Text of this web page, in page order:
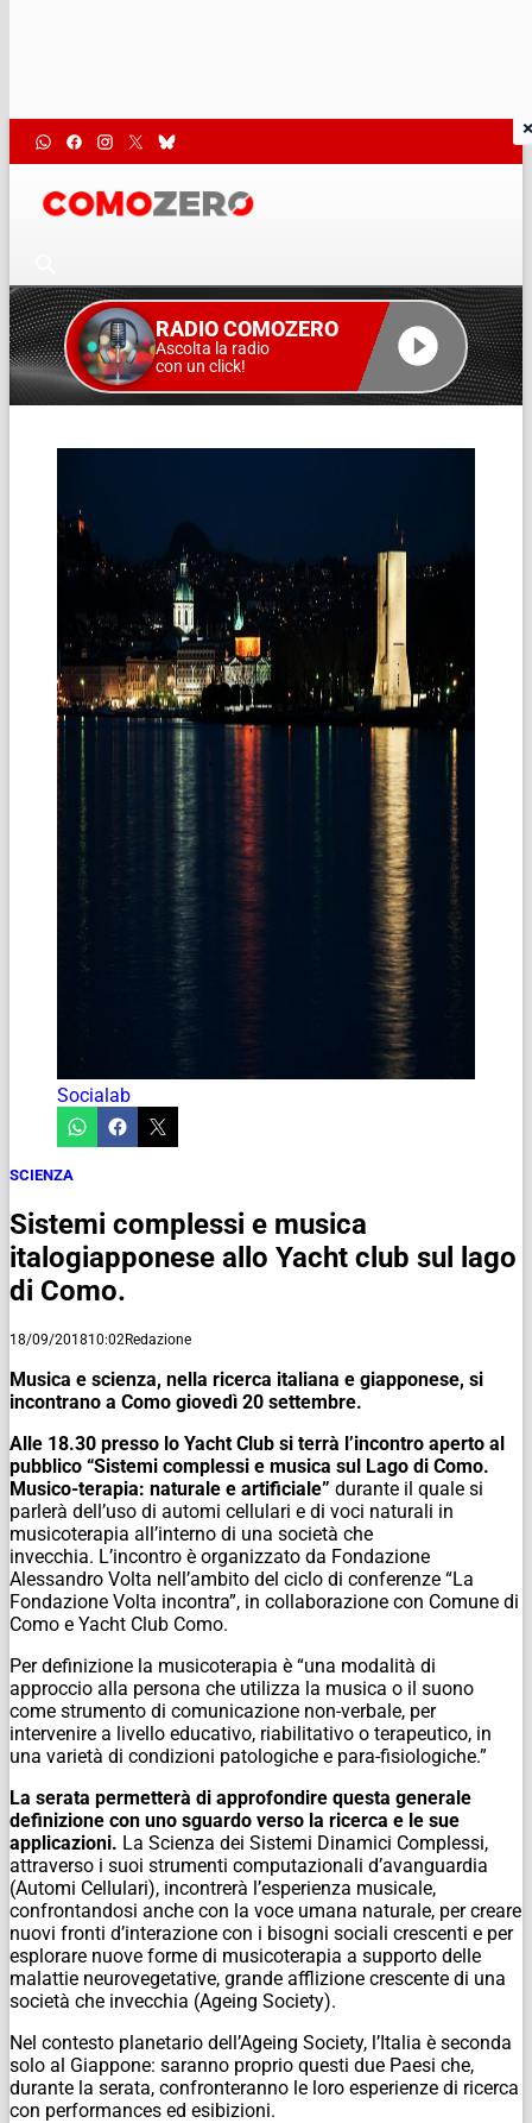
RADIO COMOZERO
Ascolta la radio
con un click!
Socialab
SCIENZA
Sistemi complessi e musica
italogiapponese allo Yacht club sul lago
di Como.
18/09/201810:02Redazione
Musica e scienza, nella ricerca italiana e giapponese, si
incontrano a Como giovedì 20 settembre.
Alle 18.30 presso lo Yacht Club si terrà l’incontro aperto al
pubblico “Sistemi complessi e musica sul Lago di Como.
Musico-terapia: naturale e artificiale” durante il quale si
parlerà dell’uso di automi cellulari e di voci naturali in
musicoterapia all’interno di una società che
invecchia. L’incontro è organizzato da Fondazione
Alessandro Volta nell’ambito del ciclo di conferenze “La
Fondazione Volta incontra”, in collaborazione con Comune di
Como e Yacht Club Como.
Per definizione la musicoterapia è “una modalità di
approccio alla persona che utilizza la musica o il suono
come strumento di comunicazione non-verbale, per
intervenire a livello educativo, riabilitativo o terapeutico, in
una varietà di condizioni patologiche e para-fisiologiche.”
La serata permetterà di approfondire questa generale
definizione con uno sguardo verso la ricerca e le sue
applicazioni. La Scienza dei Sistemi Dinamici Complessi,
attraverso i suoi strumenti computazionali d’avanguardia
(Automi Cellulari), incontrerà l’esperienza musicale,
confrontandosi anche con la voce umana naturale, per creare
nuovi fronti d’interazione con i bisogni sociali crescenti e per
esplorare nuove forme di musicoterapia a supporto delle
malattie neurovegetative, grande afflizione crescente di una
società che invecchia (Ageing Society).
Nel contesto planetario dell’Ageing Society, l’Italia è seconda
solo al Giappone: saranno proprio questi due Paesi che,
durante la serata, confronteranno le loro esperienze di ricerca
con performances ed esibizioni.